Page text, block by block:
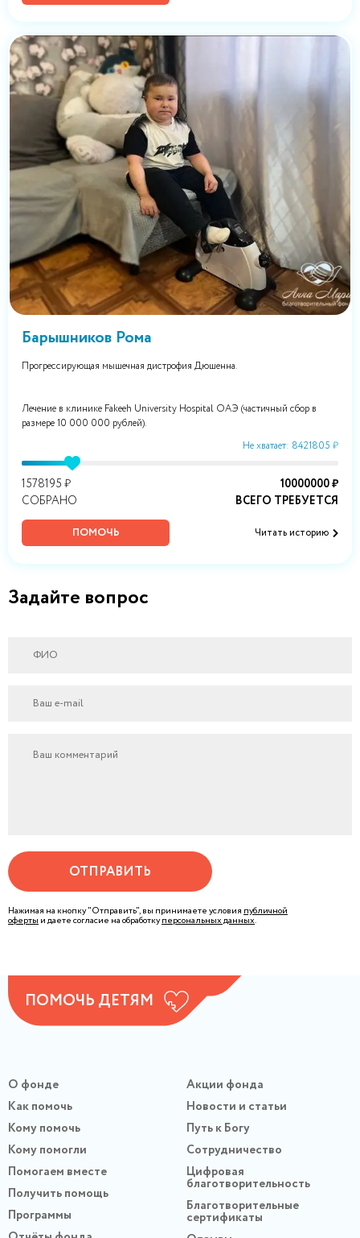
Барышников Рома
Прогрессирующая мышечная дистрофия Дюшенна.
Лечение в клинике Fakeeh University Hospital OAЭ (частичный сбор в
размере 10 000 000 рублей).
Не хватает: 8421805 ₽
1578195 ₽
СОБРАНО
10000000 ₽
ВСЕГО ТРЕБУЕТСЯ
ПОМОЧЬ Читать историю
Задайте вопрос
ОТПРАВИТЬ
Нажимая на кнопку "Отправить", вы принимаете условия публичной
оферты и даете согласие на обработкуперсональных данных.
ПОМОЧЬ ДЕТЯМ
О фонде
Как помочь
Кому помочь
Кому помогли
Помогаем вместе
Получить помощь
Программы
Акции фонда
Новости и статьи
Путь к Богу
Сотрудничество
Цифровая
благотворительность
Благотворительные
сертификаты